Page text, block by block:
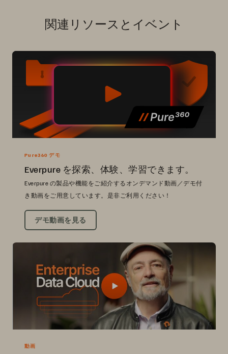
関連リソースとイベント
Pure360 デモ
Everpure を探索、体験、学習できます。
Everpure の製品や機能をご紹介するオンデマンド動画／デモ付
き動画をご用意しています。是非ご利用ください！
デモ動画を見る
動画